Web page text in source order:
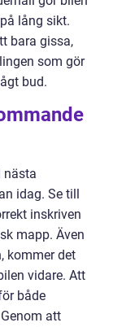
lång sikt.
bara gissa,
som gör
bud.
nästa
idag. Se till
inskriven
mapp. Även
kommer det
vidare. Att
både
att